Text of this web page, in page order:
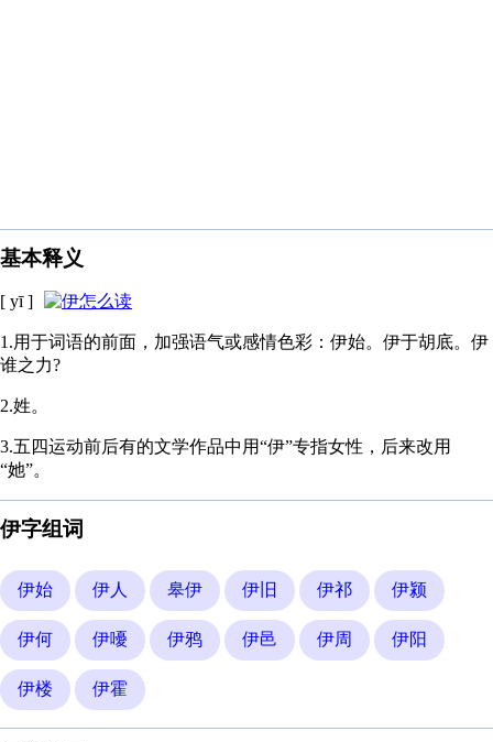
基本释义
[ yī ]
1.用于词语的前面，加强语气或感情色彩：伊始。伊于胡底。伊
谁之力?
2.姓。
3.五四运动前后有的文学作品中用“伊”专指女性，后来改用
“她”。
伊字组词
伊始 伊人 皋伊 伊旧 伊祁 伊颍
伊何 伊嚘 伊鸦 伊邑 伊周 伊阳
伊楼 伊霍